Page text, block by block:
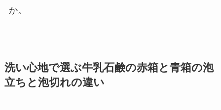
か。
洗い心地で選ぶ牛乳石鹸の赤箱と青箱の泡
立ちと泡切れの違い